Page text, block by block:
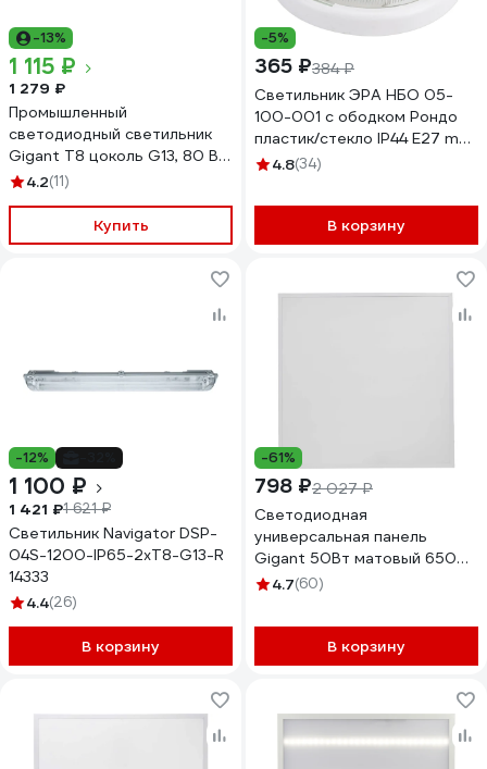
-13%
1 115 ₽
1 279 ₽
Промышленный
светодиодный светильник
Gigant T8 цоколь G13, 80 Вт
(2х40) IP65/1273 мм (без
4.2(11)
Купить
-5%
365 ₽384 ₽
Светильник ЭРА НБО 05-
100-001 с ободком Рондо
пластик/стекло IP44 E27 max
100Вт круглый белый
4.8(34)
В корзину
-12%
1 100 ₽
1 421 ₽1 621 ₽
Светильник Navigator DSP-
04S-1200-IP65-2xT8-G13-R
14333
4.4(26)
В корзину
-61%
798 ₽2 027 ₽
Светодиодная
универсальная панель
Gigant 50Вт матовый 6500К
4800Лм IP40 (с драйвером)
4.7(60)
В корзину